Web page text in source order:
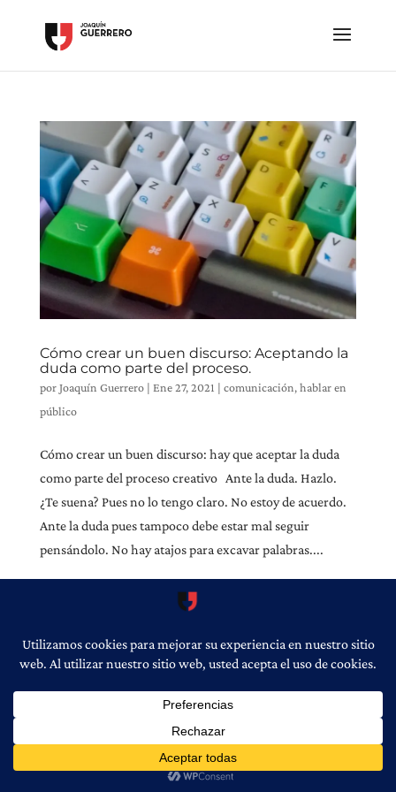
Cómo crear un buen discurso: Aceptando la
duda como parte del proceso.
porJoaquín Guerrero| Ene 27, 2021 | comunicación, hablar en
público
Cómo crear un buen discurso: hay que aceptar la duda
como parte del proceso creativo Ante la duda. Hazlo.
¿Te suena? Pues no lo tengo claro. No estoy de acuerdo.
Ante la duda pues tampoco debe estar mal seguir
pensándolo. No hay atajos para excavar palabras....